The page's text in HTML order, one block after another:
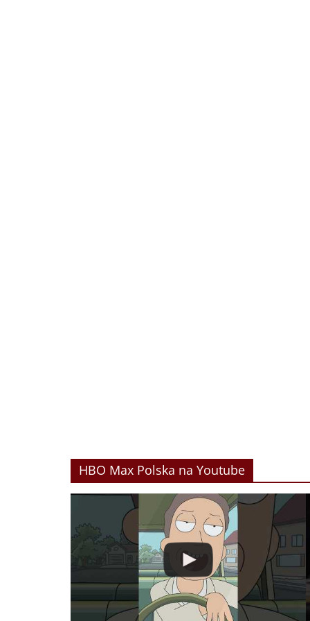
HBO Max Polska na Youtube